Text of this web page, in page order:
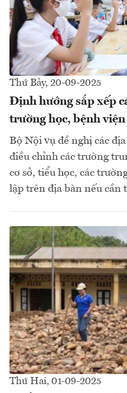
Thứ Bảy, 20-09-2025
Định hướng sắp xếp
trường học, bệnh viện
Bộ Nội vụ đề nghị các
điều chỉnh các trường
cơ sở, tiểu học, các
lập trên địa bàn nếu cần
Thứ Hai, 01-09-2025